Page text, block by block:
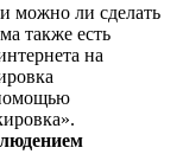
можно ли сделать
также есть
на